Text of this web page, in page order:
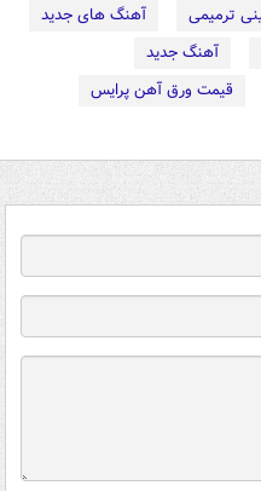
ترمیمی
آهنگ های جدید
آهنگ جدید
قیمت ورق آهن پرایس